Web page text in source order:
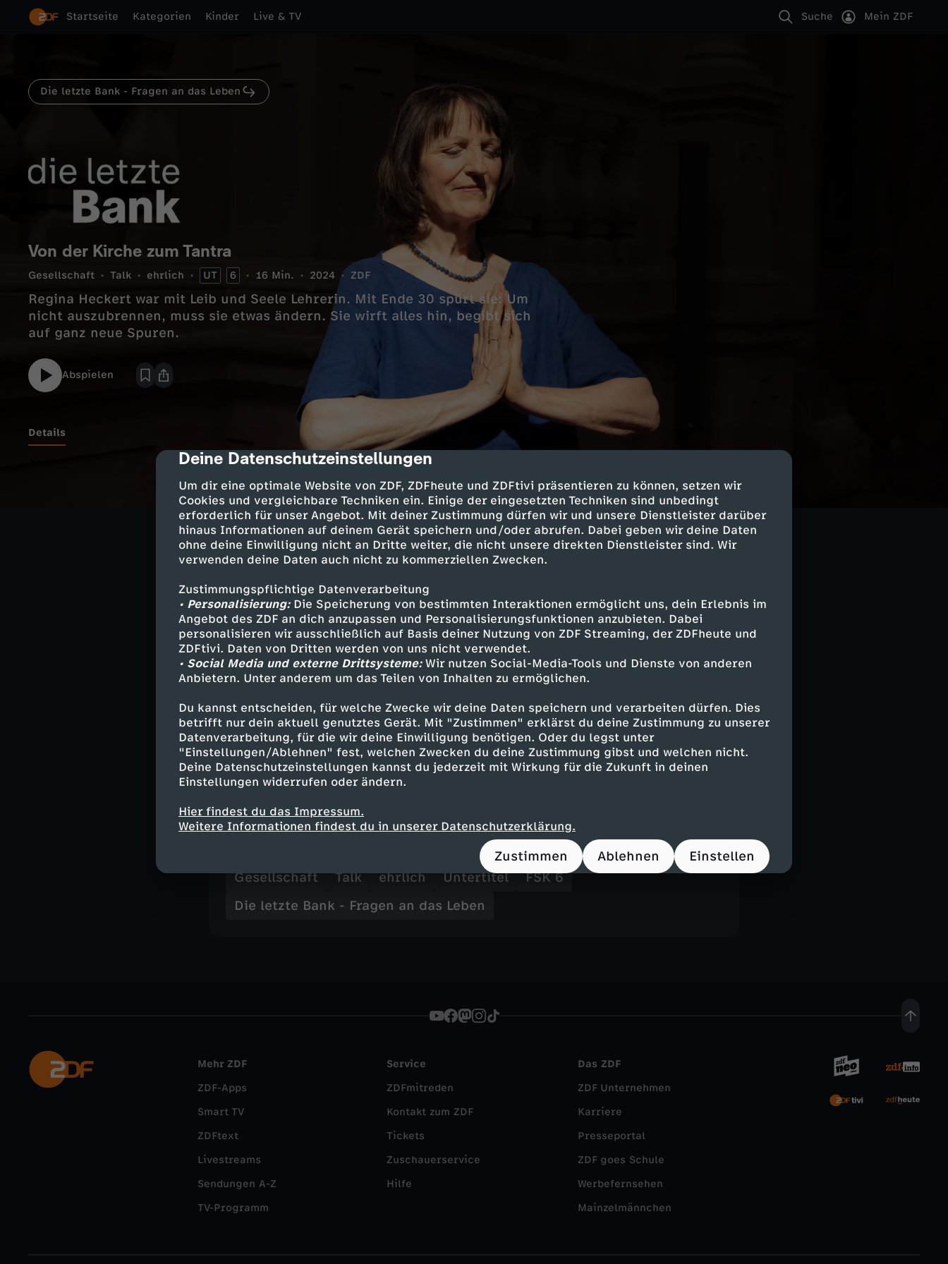
cmp-dialog-description
Deine Datenschutzeinstellungen
Um dir eine optimale Website von ZDF, ZDFheute und ZDFtivi präsentieren zu können, setzen wir
Cookies und vergleichbare Techniken ein. Einige der eingesetzten Techniken sind unbedingt
erforderlich für unser Angebot. Mit deiner Zustimmung dürfen wir und unsere Dienstleister darüber
hinaus Informationen auf deinem Gerät speichern und/oder abrufen. Dabei geben wir deine Daten
ohne deine Einwilligung nicht an Dritte weiter, die nicht unsere direkten Dienstleister sind. Wir
verwenden deine Daten auch nicht zu kommerziellen Zwecken.
Zustimmungspflichtige Datenverarbeitung
• Personalisierung:Die Speicherung von bestimmten Interaktionen ermöglicht uns, dein Erlebnis im
Angebot des ZDF an dich anzupassen und Personalisierungsfunktionen anzubieten. Dabei
personalisieren wir ausschließlich auf Basis deiner Nutzung von ZDF Streaming, der ZDFheute und
ZDFtivi. Daten von Dritten werden von uns nicht verwendet.
• Social Media und externe Drittsysteme:Wir nutzen Social-Media-Tools und Dienste von anderen
Anbietern. Unter anderem um das Teilen von Inhalten zu ermöglichen.
Du kannst entscheiden, für welche Zwecke wir deine Daten speichern und verarbeiten dürfen. Dies
betrifft nur dein aktuell genutztes Gerät. Mit "Zustimmen" erklärst du deine Zustimmung zu unserer
Datenverarbeitung, für die wir deine Einwilligung benötigen. Oder du legst unter
"Einstellungen/Ablehnen" fest, welchen Zwecken du deine Zustimmung gibst und welchen nicht.
Deine Datenschutzeinstellungen kannst du jederzeit mit Wirkung für die Zukunft in deinen
Einstellungen widerrufen oder ändern.
Hier findest du das Impressum.
Weitere Informationen findest du in unserer Datenschutzerklärung.
Zustimmen Ablehnen Einstellen
Startseite Kategorien Kinder Live & TV Suche Mein ZDF
Die letzte Bank - Fragen an das Leben
Von der Kirche zum Tantra
Gesellschaft Talk ehrlich UT 6 16 Min. 2024 ZDF
Regina Heckert war mit Leib und Seele Lehrerin. Mit Ende 30 spürt sie: Um
nicht auszubrennen, muss sie etwas ändern. Sie wirft alles hin, begibt sich
auf ganz neue Spuren.
Abspielen
Details
Sie folgt der Sehnsucht nach einer Spiritualität, die Sinnlichkeit nicht
ausschließt. Nach einer langen Reise und hohen Schulden baut sie sich ein
neues, ganz anderes Leben als Tantralehrerin auf. Mit dem Seelsorger Julian
Sengelmann spricht sie über ihren Weg.
Das Kirchenformat "die letzte Bank – Fragen an das Leben" lenkt den Blick auf
die Frage, wie Rückschläge im Leben erfahren und Chancen ergriffen werden
können. Auf "der letzten Bank" nehmen mit ihren Gästen im Wechsel die
katholische Ordensfrau Melanie Wolfers und der evangelische Pastor Julian
Sengelmann Platz.
Moderator und Schauspieler. Er arbeitet für das Projekt "Inner City Church".
Dort werden Projekte für die Zukunft der Kirche entwickelt. Julian
Sengelmann ist in diversen Fernseh- und Kinoproduktionen zu sehen und
wurde einer größeren Öffentlichkeit durch seine Rolle in der Serie "Türkisch
für Anfänger" bekannt.
Gesellschaft Talk ehrlich Untertitel
FSK 6
Die letzte Bank - Fragen an das Leben
Mehr ZDF
ZDF-Apps
Smart TV
ZDFtext
Livestreams
Sendungen A-Z
TV-Programm
Service
ZDFmitreden
Kontakt zum ZDF
Tickets
Zuschauerservice
Hilfe
Das ZDF
ZDF Unternehmen
Karriere
Presseportal
ZDF goes Schule
Werbefernsehen
Mainzelmännchen